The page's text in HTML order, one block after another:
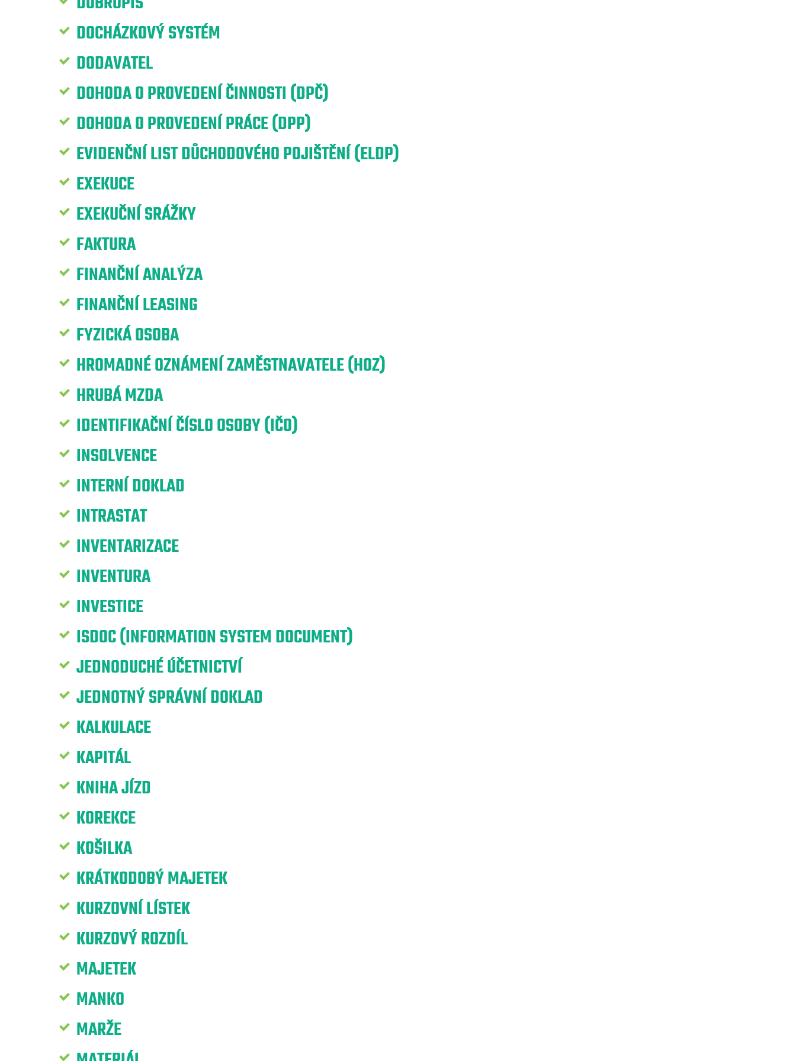
DOCHÁZKOVÝ SYSTÉM
DODAVATEL
DOHODA O PROVEDENÍ ČINNOSTI (DPČ)
DOHODA O PROVEDENÍ PRÁCE (DPP)
EVIDENČNÍ LIST DŮCHODOVÉHO POJIŠTĚNÍ (ELDP)
EXEKUCE
EXEKUČNÍ SRÁŽKY
FAKTURA
FINANČNÍ ANALÝZA
FINANČNÍ LEASING
FYZICKÁ OSOBA
HROMADNÉ OZNÁMENÍ ZAMĚSTNAVATELE (HOZ)
HRUBÁ MZDA
IDENTIFIKAČNÍ ČÍSLO OSOBY (IČO)
INSOLVENCE
INTERNÍ DOKLAD
INTRASTAT
INVENTARIZACE
INVENTURA
INVESTICE
ISDOC (INFORMATION SYSTEM DOCUMENT)
JEDNODUCHÉ ÚČETNICTVÍ
JEDNOTNÝ SPRÁVNÍ DOKLAD
KALKULACE
KAPITÁL
KNIHA JÍZD
KOREKCE
KOŠILKA
KRÁTKODOBÝ MAJETEK
KURZOVNÍ LÍSTEK
KURZOVÝ ROZDÍL
MAJETEK
MANKO
MARŽE